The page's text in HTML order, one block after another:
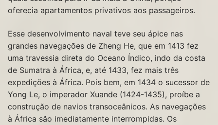
oferecia apartamentos privativos aos passageiros.
Esse desenvolvimento naval teve seu ápice nas
grandes navegações de Zheng He, que em 1413 fez
uma travessia direta do Oceano Índico, indo da costa
de Sumatra à África, e, até 1433, fez mais três
expedições à África. Pois bem, em 1434 o sucessor de
Yong Le, o imperador Xuande (1424-1435), proíbe a
construção de navios transoceânicos. As navegações
à África são imediatamente interrompidas. Os